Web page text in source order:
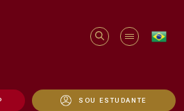
SOU ESTUDANTE